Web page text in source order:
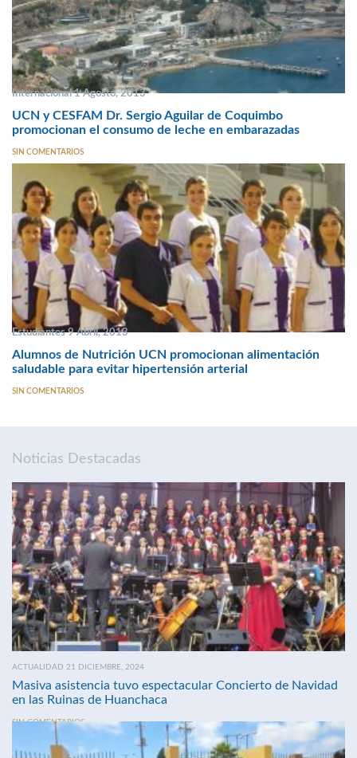
Internacional 1 Agosto, 2013
UCN y CESFAM Dr. Sergio Aguilar de Coquimbo
promocionan el consumo de leche en embarazadas
SIN COMENTARIOS
Estudiantes 9 Abril, 2013
Alumnos de Nutrición UCN promocionan alimentación
saludable para evitar hipertensión arterial
SIN COMENTARIOS
Noticias Destacadas
ACTUALIDAD 21 DICIEMBRE, 2024
Masiva asistencia tuvo espectacular Concierto de Navidad
en las Ruinas de Huanchaca
SIN COMENTARIOS